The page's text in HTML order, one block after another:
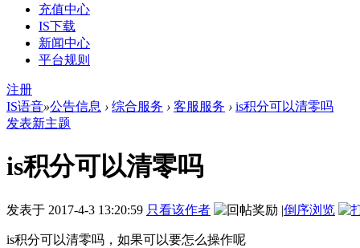
充值中心
IS下载
新闻中心
平台规则
注册
IS语音»公告信息 › 综合服务 › 客服服务 › is积分可以清零吗
发表新主题
is积分可以清零吗
发表于 2017-4-3 13:20:59 只看该作者 |倒序浏览
is积分可以清零吗，如果可以要怎么操作呢